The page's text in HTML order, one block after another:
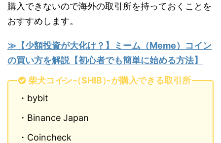
購入できないので海外の取引所を持っておくことを
おすすめします。
≫【少額投資が大化け？】ミーム（Meme）コイン
の買い方を解説【初心者でも簡単に始める方法】
柴犬コイン（SHIB）が購入できる取引所
・bybit
・Binance Japan
・Coincheck